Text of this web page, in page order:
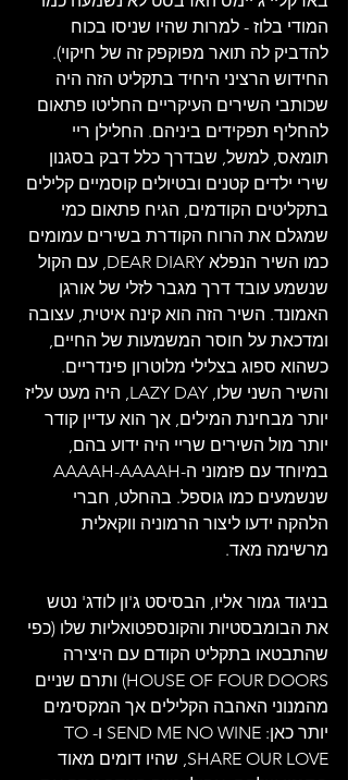
המודי בלוז - למרות שהיו שניסו בכוח
להדביק לה תואר מפוקפק זה של חיקוי).
החידוש הרציני היחיד בתקליט הזה היה
שכותבי השירים העיקריים החליטו פתאום
להחליף תפקידים ביניהם. החלילן ריי
תומאס, למשל, שבדרך כלל דבק בסגנון
שירי ילדים קטנים ובטיולים קוסמיים קלילים
בתקליטים הקודמים, הגיח פתאום כמי
שמגלם את הרוח הקודרת בשירים עמומים
כמו השיר הנפלא DEAR DIARY, עם הקול
שנשמע עובד דרך מגבר לזלי של אורגן
האמונד. השיר הזה הוא קינה איטית, עצובה
ומדכאת על חוסר המשמעות של החיים,
כשהוא ספוג בצלילי מלוטרון פינדריים.
והשיר השני שלו, LAZY DAY, היה מעט עליז
יותר מבחינת המילים, אך הוא עדיין קודר
יותר מול השירים שריי היה ידוע בהם,
שנשמעים כמו גוספל. בהחלט, חברי
הלהקה ידעו ליצור הרמוניה ווקאלית
מרשימה מאד.
בניגוד גמור אליו, הבסיסט ג'ון לודג' נטש
את הבומבסטיות והקונספטואליות שלו (כפי
שהתבטאו בתקליט הקודם עם היצירה
HOUSE OF FOUR DOORS) ותרם שניים
מהמנוני האהבה הקלילים אך המקסימים
יותר כאן: SEND ME NO WINE ו-TO
SHARE OUR LOVE, שהיו דומים מאוד